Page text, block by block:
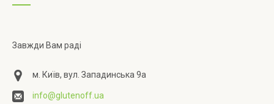
Завжди Вам раді
м. Київ, вул. Западинська 9а
info@glutenoff.ua